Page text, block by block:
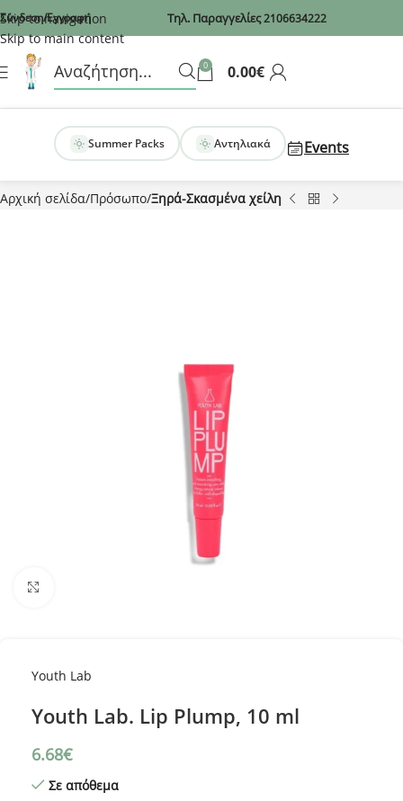
Recaptcha
Skip to navigation
Skip to main content
Σύνδεση/Εγγραφή Τηλ. Παραγγελίες2106634222
0 0.00€
Summer Packs Αντηλιακά Events
Αρχική σελίδα Πρόσωπο Ξηρά-Σκασμένα χείλη
Youth Lab
Youth Lab. Lip Plump, 10 ml
6.68€
Σε απόθεμα